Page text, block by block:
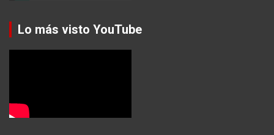
Lo más visto YouTube